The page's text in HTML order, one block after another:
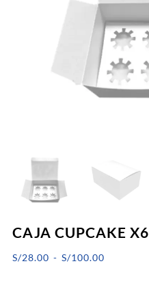
CAJA CUPCAKE X6
S/28.00 - S/100.00Rango